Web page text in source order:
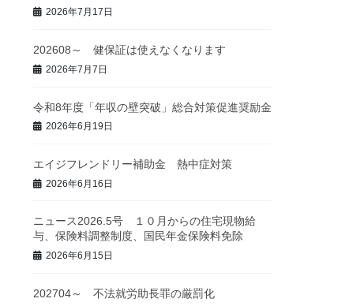
2026年7月17日
202608～ 健保証は使えなくなります
2026年7月7日
令和8年度「年収の壁突破」総合対策促進奨励金
2026年6月19日
エイジフレンドリー補助金 熱中症対策
2026年6月16日
ニュース2026.5号 １０月からの住宅現物給
与、保険料調整制度、国民年金保険料免除
2026年6月15日
202704～ 不法就労助長罪の厳罰化